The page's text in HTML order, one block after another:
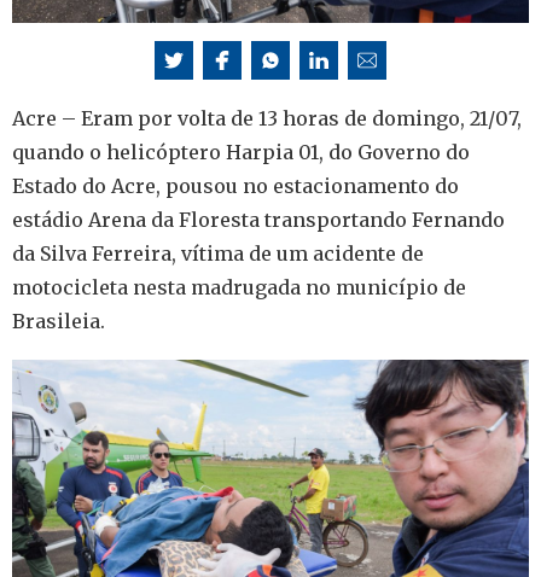
Acre – Eram por volta de 13 horas de domingo, 21/07,
quando o helicóptero Harpia 01, do Governo do
Estado do Acre, pousou no estacionamento do
estádio Arena da Floresta transportando Fernando
da Silva Ferreira, vítima de um acidente de
motocicleta nesta madrugada no município de
Brasileia.